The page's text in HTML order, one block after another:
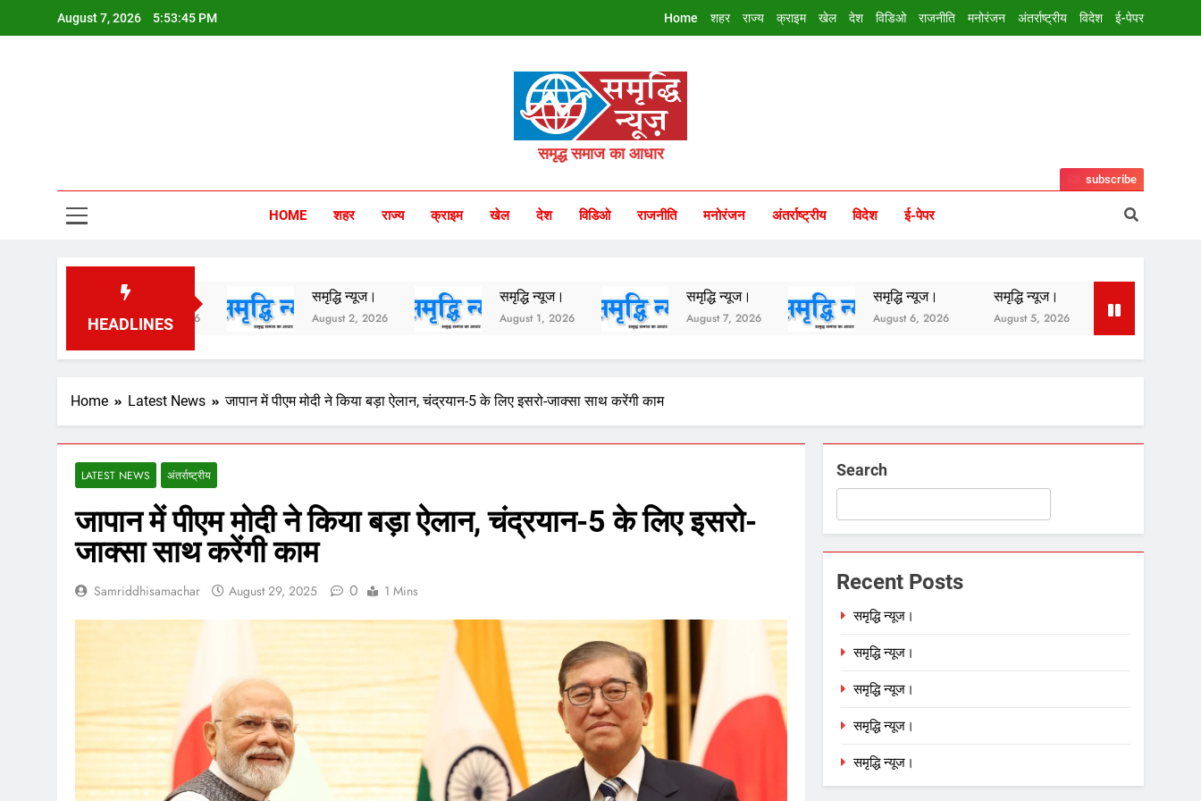
August 7, 2026 5:53:47 PM Home शहर राज्य क्राइम खेल देश विडिओ राजनीति मनोरंजन अंतर्राष्ट्रीय विदेश ई-पेपर
Samriddhi Samachar
समृद्ध समाज का आधार
HOME शहर राज्य क्राइम खेल देश विडिओ राजनीति मनोरंजन अंतर्राष्ट्रीय विदेश ई-पेपर
subscribe
HEADLINES
समृद्धि न्यूज।
August 2, 2026
समृद्धि न्यूज।
August 1, 2026
समृद्धि न्यूज।
August 7, 2026
समृद्धि न्यूज।
August 6, 2026
समृद्धि न्यूज।
August 5, 2026
समृद्धि न्यूज।
August 3, 2026
Home Latest News जापान में पीएम मोदी ने किया बड़ा ऐलान, चंद्रयान-5 के लिए इसरो-जाक्सा साथ करेंगी काम
LATEST NEWS अंतर्राष्ट्रीय
जापान में पीएम मोदी ने किया बड़ा ऐलान, चंद्रयान-5 के लिए इसरो-
जाक्सा साथ करेंगी काम
Samriddhisamachar August 29, 2025 0 1 Mins
Search
Recent Posts
समृद्धि न्यूज।
समृद्धि न्यूज।
समृद्धि न्यूज।
समृद्धि न्यूज।
समृद्धि न्यूज।